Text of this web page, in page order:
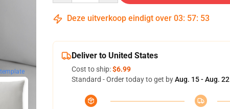
Deze uitverkoop eindigt over 03: 57: 52
Deliver to United States
Cost to ship:$6.99
Standard - Order today to get byAug. 15 - Aug. 22